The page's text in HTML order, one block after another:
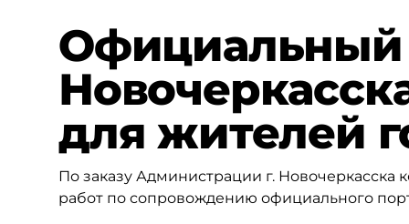
Официальный
для жителей
По заказу Администрации г. Новочеркасска
работ по сопровождению официального